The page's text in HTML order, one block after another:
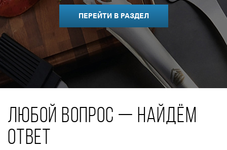
ПЕРЕЙТИ В РАЗДЕЛ
ЛЮБОЙ ВОПРОС — НАЙДЁМ
ОТВЕТ